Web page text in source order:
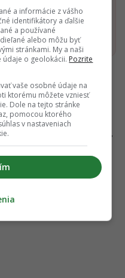
zdroj
odkaz sa otvorí v
príbehy
,
a informácie z vášho
identifikátory a ďalšie
a používané
alebo môžu byť
stránkami. My a naši
o geolokácii. Pozrite
vaše osobné údaje na
ktorému môžete vzniesť
Dole na tejto stránke
pomocou ktorého
v nastaveniach